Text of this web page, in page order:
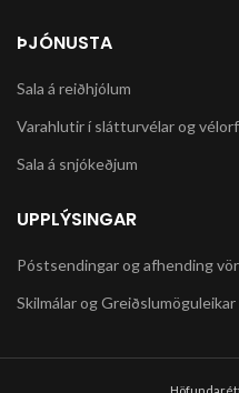
ÞJÓNUSTA
Sala á reiðhjólum
Varahlutir í slátturvélar og vélorf
Sala á snjókeðjum
UPPLÝSINGAR
Póstsendingar og afhending
Skilmálar og Greiðslumöguleikar